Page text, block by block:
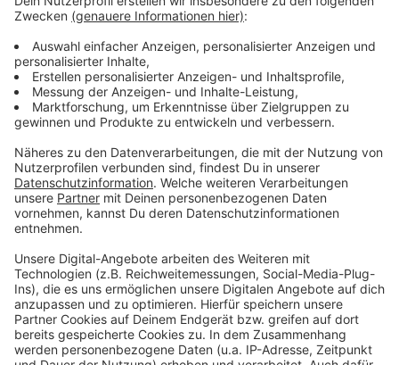
Auf www.kreis-coesfeld.de sind
Informationsbroschüren zu finden, damit Eltern und
Kinder sich vorab über die Impfung informieren können.
Um sicherzustellen, dass für die Zweitimpfung
ausreichend Impfstoff und Personal zur Verfügung
die Zweitimpfung nach drei Wochen geblockt. Über
einen Link, der nach der Erstimpfung per E-Mail
versandt wird, kann dieser geblockte Termin innerhalb
von einer Woche bestätigt werden.
Anzeige